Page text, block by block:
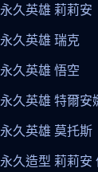
永久英雄 莉莉安
永久英雄 瑞克
永久英雄 悟空
永久英雄 特爾安
永久英雄 莫托斯
永久造型 莉莉安